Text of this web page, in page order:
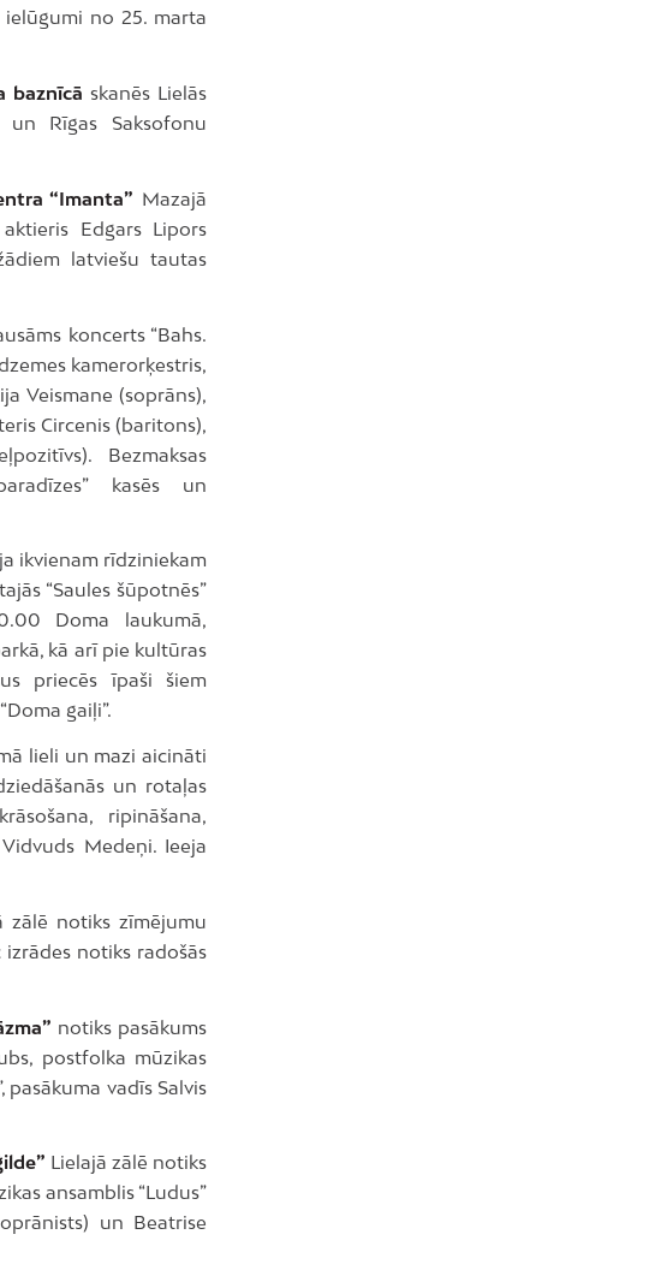
ielūgumi no 25. marta
baznīcā skanēs Lielās
un Rīgas Saksofonu
“Imanta” Mazajā
Edgars Lipors
latviešu tautas
koncerts “Bahs.
kamerorķestris,
Veismane (soprāns),
Circenis (baritons),
Bezmaksas
kasēs un
ikvienam rīdziniekam
“Saules šūpotnēs”
Doma laukumā,
kā arī pie kultūras
priecēs īpaši šiem
gaiļi”.
lieli un mazi aicināti
un rotaļas
ripināšana,
Medeņi. Ieeja
zālē notiks zīmējumu
izrādes notiks radošās
notiks pasākums
postfolka mūzikas
pasākuma vadīs Salvis
Lielajā zālē notiks
ansamblis “Ludus”
un Beatrise